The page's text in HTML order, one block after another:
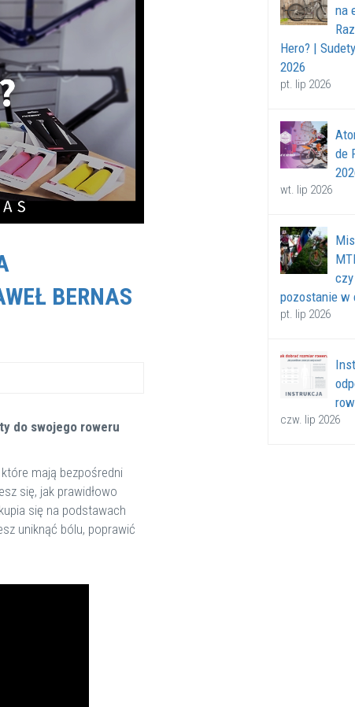
BERNAS
do swojego roweru
mają bezpośredni
się, jak prawidłowo
się na podstawach
uniknąć bólu, poprawić
na
Hero? |
2026
pt. lip 2026
de
wt. lip 2026
pozostanie w
pt. lip 2026
czw. lip 2026